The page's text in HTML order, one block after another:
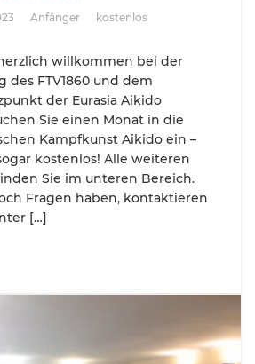
Anfänger
kostenlos
willkommen bei der
des FTV1860 und dem
der Eurasia Aikido
Sie einen Monat in die
Kampfkunst Aikido ein –
kostenlos! Alle weiteren
Sie im unteren Bereich.
Fragen haben, kontaktieren
[…]